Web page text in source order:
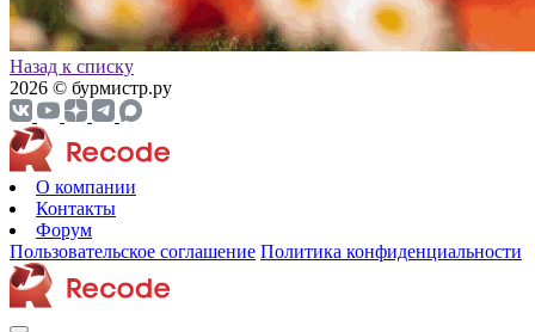
Назад к списку
2026 © бурмистр.ру
О компании
Контакты
Форум
Пользовательское соглашение Политика конфиденциальности